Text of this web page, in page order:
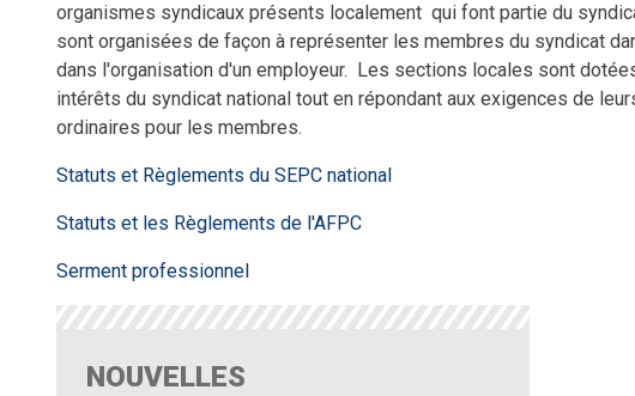
organismes syndicaux présents localement qui font partie du
sont organisées de façon à représenter les membres du syndicat
dans l'organisation d'un employeur. Les sections locales sont
intérêts du syndicat national tout en répondant aux exigences de
ordinaires pour les membres.
Statuts et Règlements du SEPC national
Statuts et les Règlements de l'AFPC
Serment professionnel
NOUVELLES